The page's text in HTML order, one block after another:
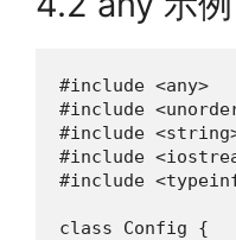
#include <any>
#include
#include
#include
#include
class Config {